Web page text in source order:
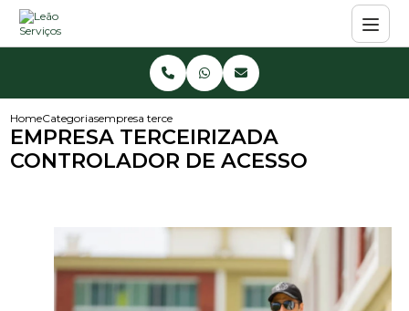
HomeCategoriasempresa terceirizada controlador de acesso
EMPRESA TERCEIRIZADA
CONTROLADOR DE ACESSO